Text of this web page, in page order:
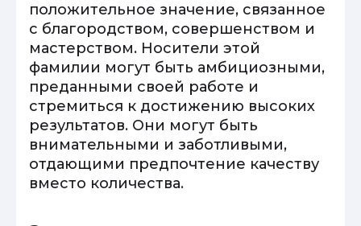
положительное значение, связанное
с благородством, совершенством и
мастерством. Носители этой
фамилии могут быть амбициозными,
преданными своей работе и
стремиться к достижению высоких
результатов. Они могут быть
внимательными и заботливыми,
отдающими предпочтение качеству
вместо количества.